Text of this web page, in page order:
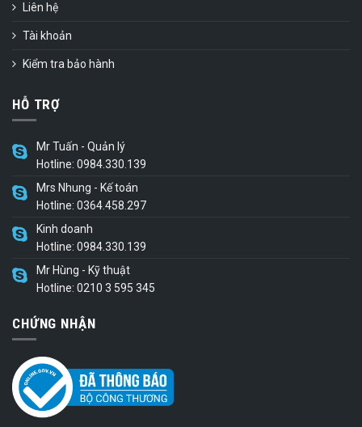
Liên hệ
Tài khoản
Kiểm tra bảo hành
HỖ TRỢ
Mr Tuấn - Quản lý
Hotline: 0984.330.139
Mrs Nhung - Kế toán
Hotline: 0364.458.297
Kinh doanh
Hotline: 0984.330.139
Mr Hùng - Kỹ thuật
Hotline: 0210 3 595 345
CHỨNG NHẬN